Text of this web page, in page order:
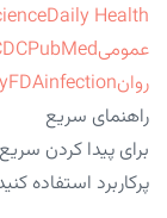
Health
عمومیPubMed
روان
FDAinfection
راهنمای سریع
برای پیدا کردن
پرکاربرد استفاده